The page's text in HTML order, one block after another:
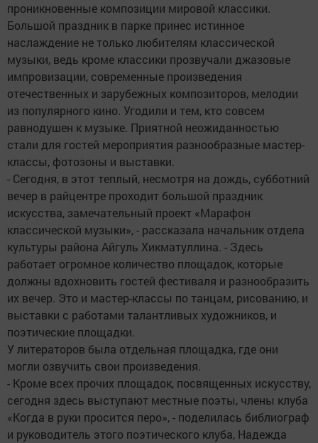
проникновенные композиции мировой классики.
Большой праздник в парке принес истинное
наслаждение не только любителям классической
музыки, ведь кроме классики прозвучали джазовые
импровизации, современные произведения
отечественных и зарубежных композиторов, мелодии
из популярного кино. Угодили и тем, кто совсем
равнодушен к музыке. Приятной неожиданностью
стали для гостей мероприятия разнообразные мастер-
классы, фотозоны и выставки.
- Сегодня, в этот теплый, несмотря на дождь, субботний
вечер в райцентре проходит большой праздник
искусства, замечательный проект «Марафон
классической музыки», - рассказала начальник отдела
культуры района Айгуль Хикматуллина. - Здесь
работает огромное количество площадок, которые
должны вдохновить гостей фестиваля и разнообразить
их вечер. Это и мастер-классы по танцам, рисованию, и
выставки с работами талантливых художников, и
поэтические площадки.
У литераторов была отдельная площадка, где они
могли озвучить свои произведения.
- Кроме всех прочих площадок, посвященных искусству,
сегодня здесь выступают местные поэты, члены клуба
«Когда в руки просится перо», - поделилась библиограф
и руководитель этого поэтического клуба, Надежда